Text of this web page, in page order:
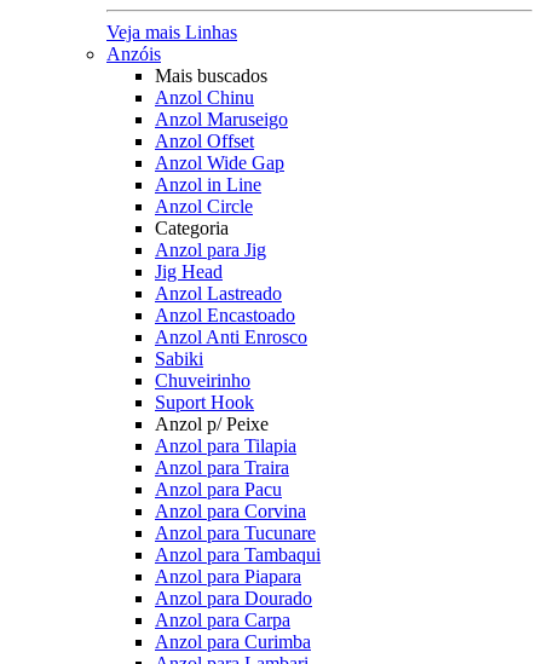
Veja mais Linhas
Anzóis
Mais buscados
Anzol Chinu
Anzol Maruseigo
Anzol Offset
Anzol Wide Gap
Anzol in Line
Anzol Circle
Categoria
Anzol para Jig
Jig Head
Anzol Lastreado
Anzol Encastoado
Anzol Anti Enrosco
Sabiki
Chuveirinho
Suport Hook
Anzol p/ Peixe
Anzol para Tilapia
Anzol para Traira
Anzol para Pacu
Anzol para Corvina
Anzol para Tucunare
Anzol para Tambaqui
Anzol para Piapara
Anzol para Dourado
Anzol para Carpa
Anzol para Curimba